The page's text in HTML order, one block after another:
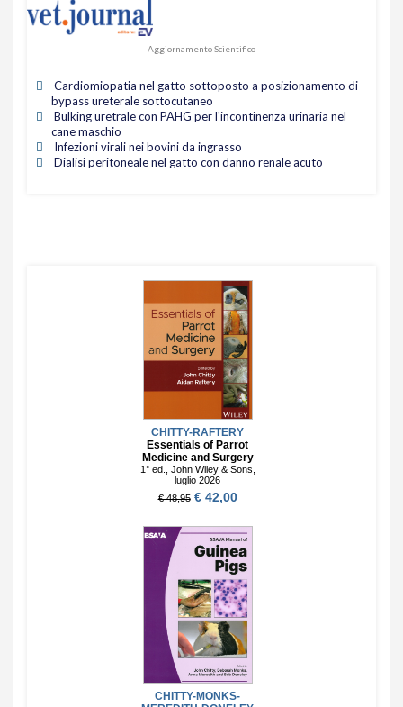
Aggiornamento Scientifico
Cardiomiopatia nel gatto sottoposto a posizionamento di
bypass ureterale sottocutaneo
Bulking uretrale con PAHG per l'incontinenza urinaria nel
cane maschio
Infezioni virali nei bovini da ingrasso
Dialisi peritoneale nel gatto con danno renale acuto